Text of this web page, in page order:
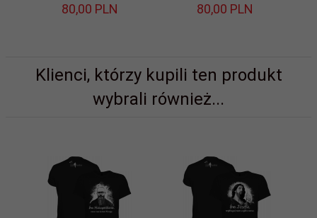
80,00 PLN 80,00 PLN
Klienci, którzy kupili ten produkt
wybrali również...